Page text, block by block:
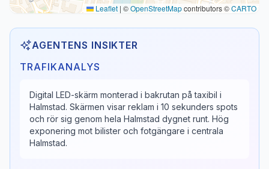
Leaflet | ©OpenStreetMapcontributors ©CARTO
AGENTENS INSIKTER
TRAFIKANALYS
Digital LED-skärm monterad i bakrutan på taxibil i
Halmstad. Skärmen visar reklam i 10 sekunders spots
och rör sig genom hela Halmstad dygnet runt. Hög
exponering mot bilister och fotgängare i centrala
Halmstad.